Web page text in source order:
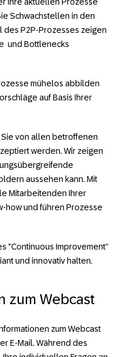
Schwachstellen in den
des P2P-Prozesses zeigen
und Bottlenecks
mühelos abbilden
auf Basis Ihrer
von allen betroffenen
werden. Wir zeigen
aussehen kann. Mit
Mitarbeitenden Ihrer
how und führen Prozesse
"Continuous Improvement”
und innovativ halten.
zum Webcast
zum Webcast
E-Mail. Während des